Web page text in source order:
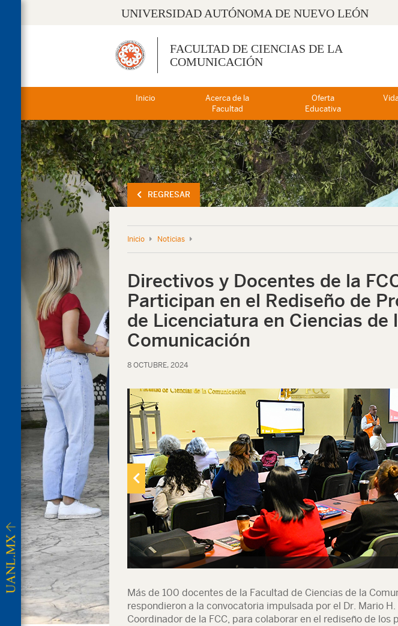
UNIVERSIDAD AUTÓNOMA DE NUEVO LEÓN
FACULTAD DE CIENCIAS DE LA
COMUNICACIÓN
Inicio
Acerca de la
Facultad
Oferta
Educativa
REGRESAR
Inicio Noticias
Directivos y Docentes de la
Participan en el Rediseño de
de Licenciatura en Ciencias de
Comunicación
8 OCTUBRE, 2024
Más de 100 docentes de la Facultad de Ciencias de la
respondieron a la convocatoria impulsada por el Dr. Mario H.
Coordinador de la FCC, para colaborar en el rediseño de los